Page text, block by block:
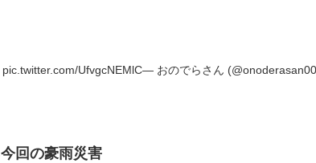
UfvgcNEMlC— おのでらさん
回の豪雨災害